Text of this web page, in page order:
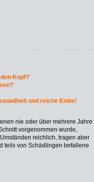
Kopf?
und reiche Ernte!
nie oder über mehrere Jahre
vorgenommen wurde,
reichlich, tragen aber
teils von Schädlingen befallene